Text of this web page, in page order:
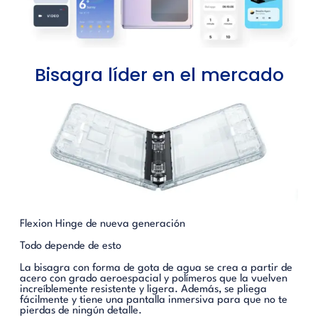
Bisagra líder en el mercado
Flexion Hinge de nueva generación
Todo depende de esto
La bisagra con forma de gota de agua se crea a partir de
acero con grado aeroespacial y polímeros que la vuelven
increíblemente resistente y ligera. Además, se pliega
fácilmente y tiene una pantalla inmersiva para que no te
pierdas de ningún detalle.